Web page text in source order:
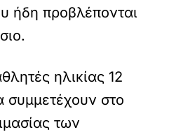
ήδη προβλέπονται
ηλικίας 12
στο
των